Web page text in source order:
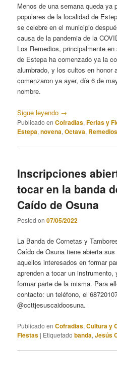
Menos de una semana queda ya
populares de la localidad de
se celebre en el municipio
causa de la pandemia de la
Los Remedios, principalmente
de Estepa ha comenzado ya la
alumbrado, y los cultos en honor
comenzaron ya ayer, día 6 de
nombre.
Sigue leyendo →
Publicado en Cofradias,Ferias y
Estepa,novena,Octava, Remedios
Inscripciones
tocar en la banda
Caído de Osuna
Posted on07/05/2022
La Banda de Cornetas y
Caído de Osuna tiene abierta
aquellos interesados en formar
aprenden a tocar un
formar parte de la misma. Para
contacto: un teléfono, el
@ccttjesuscaidoosuna.
Publicado en Cofradias,Cultura y
Fiestas | Etiquetado banda,Jesús